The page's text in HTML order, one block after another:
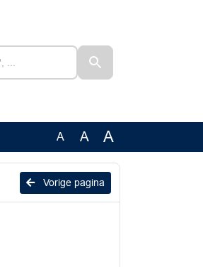
A A A
Vorige pagina